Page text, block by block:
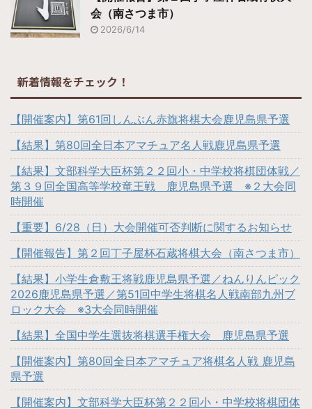
会（南さつま市）
2026/6/14
新着情報をチェック！
【開催案内】第61回しんぶん赤旗将棋大会鹿児島県予選
【結果】第80回全日本アマチュア名人戦鹿児島県予選
【結果】文部科学大臣杯第２２回小・中学校将棋団体戦／
第３９回全国高等学校竜王戦 鹿児島県予選 ※２大会同
時開催
【重要】6/28（日）大会開催可否判断に関するお知らせ
【開催報告】第２回丁子屋杯石蔵将棋大会（南さつま市）
【結果】小学生倉敷王将戦鹿児島県予選／ねんりんピック
2026鹿児島県予選／第51回中学生将棋名人戦南部九州ブ
ロック大会 ※3大会同時開催
【結果】全国中学生選抜将棋選手権大会 鹿児島県予選
【開催案内】第80回全日本アマチュア将棋名人戦 鹿児島
県予選
【開催案内】文部科学大臣杯第２２回小・中学校将棋団体